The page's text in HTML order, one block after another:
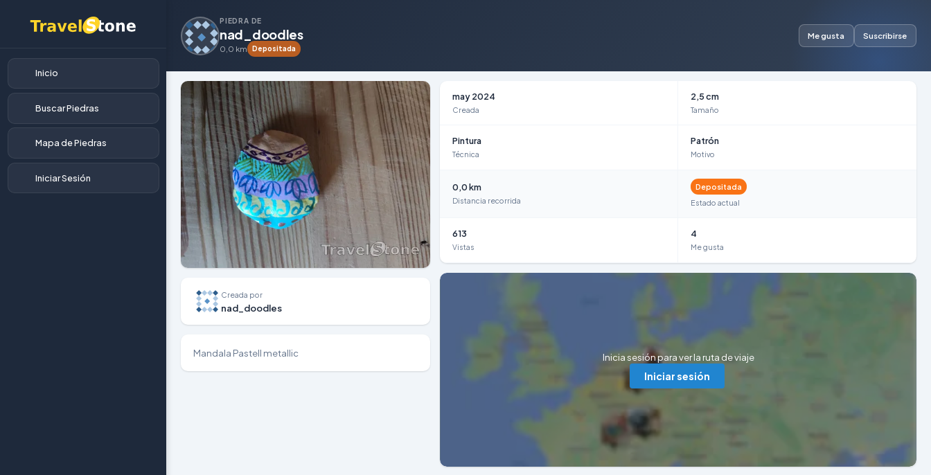
Inicio
Buscar Piedras
Mapa de Piedras
Iniciar Sesión
PIEDRA DE
nad_doodles
0,0 km Depositada
Me gusta Suscribirse
Creada por
nad_doodles
Mandala Pastell metallic
may 2024
Creada
2,5 cm
Tamaño
Pintura
Técnica
Patrón
Motivo
0,0 km
Distancia recorrida
Depositada
Estado actual
613
Vistas
4
Me gusta
Inicia sesión para ver la ruta de viaje
Iniciar sesión